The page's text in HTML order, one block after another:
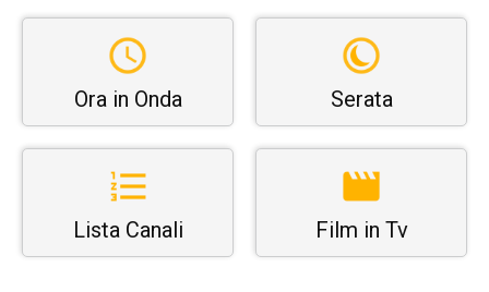
Ora in Onda Serata
Lista Canali Film in Tv